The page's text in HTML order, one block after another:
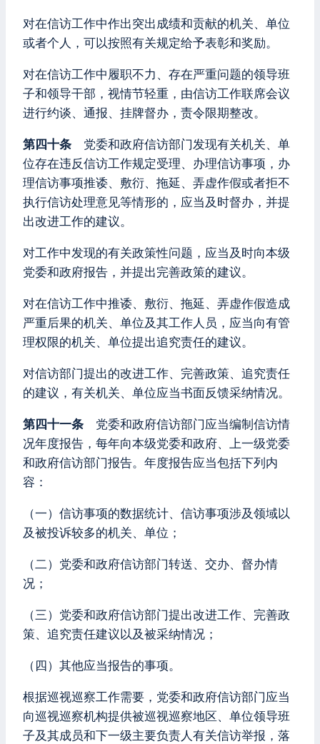
对在信访工作中作出突出成绩和贡献的机关、单位
或者个人，可以按照有关规定给予表彰和奖励。
对在信访工作中履职不力、存在严重问题的领导班
子和领导干部，视情节轻重，由信访工作联席会议
进行约谈、通报、挂牌督办，责令限期整改。
第四十条 党委和政府信访部门发现有关机关、单
位存在违反信访工作规定受理、办理信访事项，办
理信访事项推诿、敷衍、拖延、弄虚作假或者拒不
执行信访处理意见等情形的，应当及时督办，并提
出改进工作的建议。
对工作中发现的有关政策性问题，应当及时向本级
党委和政府报告，并提出完善政策的建议。
对在信访工作中推诿、敷衍、拖延、弄虚作假造成
严重后果的机关、单位及其工作人员，应当向有管
理权限的机关、单位提出追究责任的建议。
对信访部门提出的改进工作、完善政策、追究责任
的建议，有关机关、单位应当书面反馈采纳情况。
第四十一条 党委和政府信访部门应当编制信访情
况年度报告，每年向本级党委和政府、上一级党委
和政府信访部门报告。年度报告应当包括下列内
容：
（一）信访事项的数据统计、信访事项涉及领域以
及被投诉较多的机关、单位；
（二）党委和政府信访部门转送、交办、督办情
况；
（三）党委和政府信访部门提出改进工作、完善政
策、追究责任建议以及被采纳情况；
（四）其他应当报告的事项。
根据巡视巡察工作需要，党委和政府信访部门应当
向巡视巡察机构提供被巡视巡察地区、单位领导班
子及其成员和下一级主要负责人有关信访举报，落